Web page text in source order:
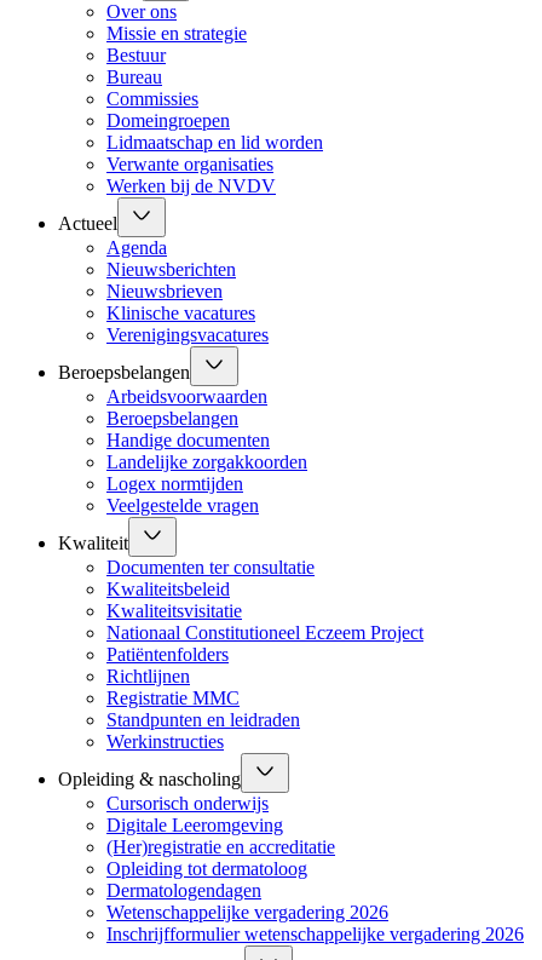
Over ons
Missie en strategie
Bestuur
Bureau
Commissies
Domeingroepen
Lidmaatschap en lid worden
Verwante organisaties
Werken bij de NVDV
Actueel
Agenda
Nieuwsberichten
Nieuwsbrieven
Klinische vacatures
Verenigingsvacatures
Beroepsbelangen
Arbeidsvoorwaarden
Beroepsbelangen
Handige documenten
Landelijke zorgakkoorden
Logex normtijden
Veelgestelde vragen
Kwaliteit
Documenten ter consultatie
Kwaliteitsbeleid
Kwaliteitsvisitatie
Nationaal Constitutioneel Eczeem Project
Patiëntenfolders
Richtlijnen
Registratie MMC
Standpunten en leidraden
Werkinstructies
Opleiding & nascholing
Cursorisch onderwijs
Digitale Leeromgeving
(Her)registratie en accreditatie
Opleiding tot dermatoloog
Dermatologendagen
Wetenschappelijke vergadering 2026
Inschrijfformulier wetenschappelijke vergadering 2026